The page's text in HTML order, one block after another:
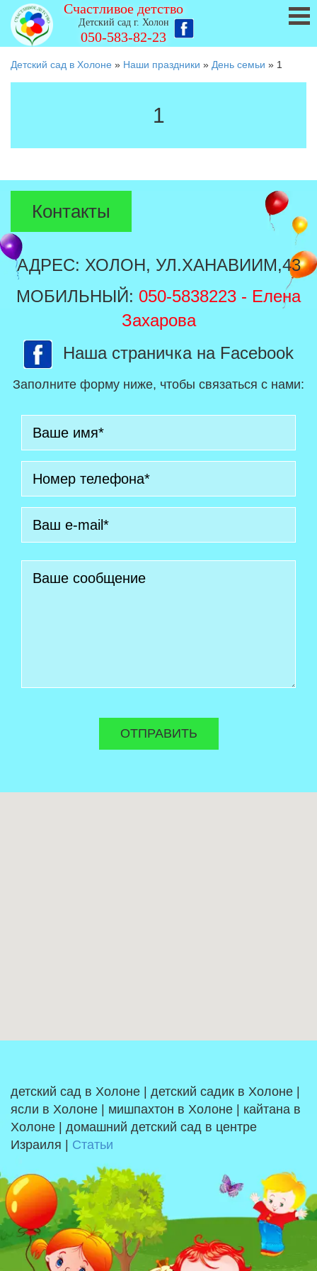
Счастливое детство
Детский сад г. Холон
050-583-82-23
Детский сад в Холоне » Наши праздники » День семьи » 1
1
Контакты
АДРЕС: ХОЛОН, УЛ.ХАНАВИИМ,43
МОБИЛЬНЫЙ: 050-5838223 - Елена
Захарова
Наша страничка на Facebook
Заполните форму ниже, чтобы связаться с нами:
детский сад в Холоне | детский садик в Холоне |
ясли в Холоне | мишпахтон в Холоне | кайтана в
Холоне | домашний детский сад в центре
Израиля | Статьи